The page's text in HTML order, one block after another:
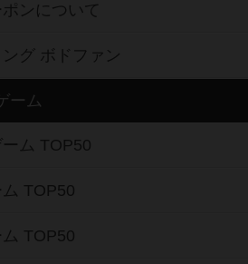
ンについて
グ ボドファン
ーム
ム TOP50
ム TOP50
TOP50